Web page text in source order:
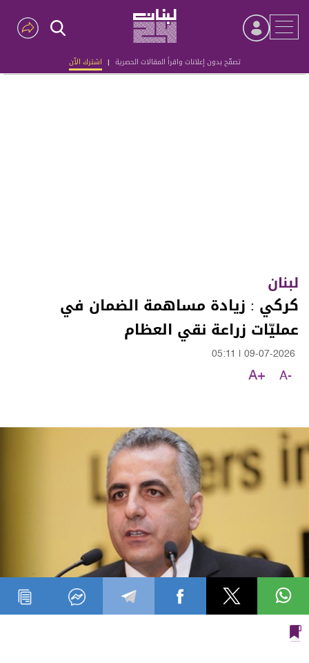
تصفّح بدون إعلانات واقرأ المقالات الحصرية | اشترك الآن
Advertisement
لبنان
كركي : زيادة مساهمة الضمان في
عمليّات زراعة نقي العظام
09-07-2026
05:11
A-
A+